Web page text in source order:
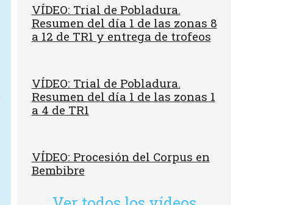
VÍDEO: Trial de Pobladura.
Resumen del día 1 de las zonas 8
a 12 de TR1 y entrega de trofeos
VÍDEO: Trial de Pobladura.
Resumen del día 1 de las zonas 1
a 4 de TR1
VÍDEO: Procesión del Corpus en
Bembibre